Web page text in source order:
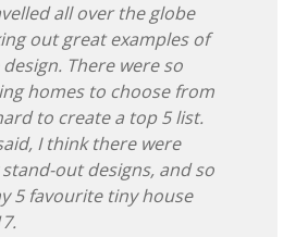
2016
2017
2018
2019
2020
all over the globe
out great examples of
There were so
homes to choose from
to create a top 5 list.
I think there were
out designs, and so
5 favourite tiny house